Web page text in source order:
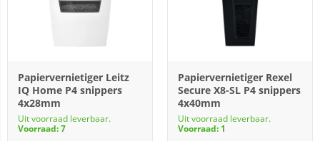
Papiervernietiger Leitz
IQ Home P4 snippers
4x28mm
Uit voorraad leverbaar.
Voorraad: 7
Papiervernietiger Rexel
Secure X8-SL P4 snippers
4x40mm
Uit voorraad leverbaar.
Voorraad: 1